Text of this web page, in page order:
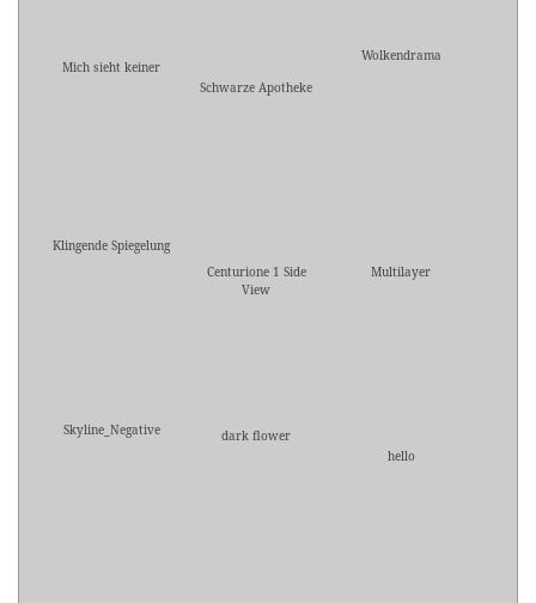
Mich sieht keiner
Schwarze Apotheke
Wolkendrama
Klingende Spiegelung
Centurione 1 Side
View
Multilayer
Skyline_Negative
dark flower
hello